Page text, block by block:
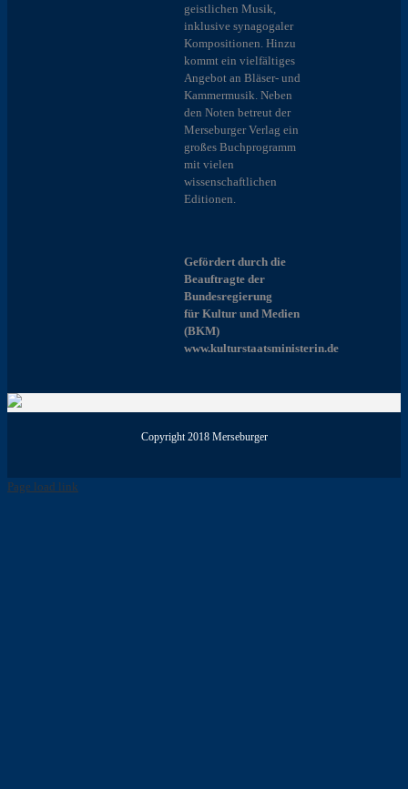
geistlichen Musik,
inklusive synagogaler
Kompositionen. Hinzu
kommt ein vielfältiges
Angebot an Bläser- und
Kammermusik. Neben
den Noten betreut der
Merseburger Verlag ein
großes Buchprogramm
mit vielen
wissenschaftlichen
Editionen.
Gefördert durch die
Beauftragte der
Bundesregierung
für Kultur und Medien
(BKM)
www.kulturstaatsministerin.de
Copyright 2018 Merseburger
Page load link